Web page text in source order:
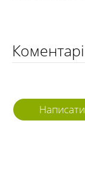
Коментарі
Написати